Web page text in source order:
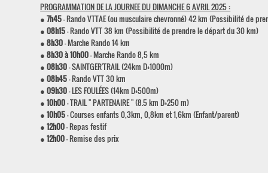
PROGRAMMATION DE LA JOURNEE DU DIMANCHE 6 AVRIL 2025 :
●7h45- Rando VTTAE (ou musculaire chevronné) 42 km (Possibilité de
●08h15- Rando VTT 38 km (Possibilité de prendre le départ du 30 km)
●8h30- Marche Rando 14 km
●8h30 à 10h00- Marche Rando 8,5 km
●08h30- SAINTGER'TRAIL (24km D+1000m)
●08h45- Rando VTT 30 km
●09h30- LES FOULÉES (14km D+500m)
●10h00- TRAIL " PARTENAIRE " (8.5 km D+250 m)
●10h05- Courses enfants 0,3km, 0,8km et 1,6km (Enfant/parent)
●12h00- Repas festif
●12h00- Remise des prix